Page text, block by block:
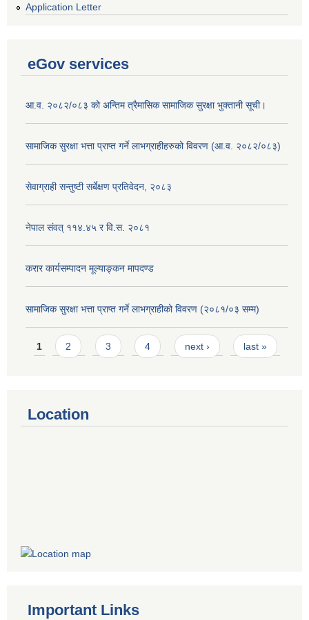
Application Letter
eGov services
आ.व. २०८२/०८३ को अन्तिम त्रैमासिक सामाजिक सुरक्षा भुक्तानी सूची।
सामाजिक सुरक्षा भत्ता प्राप्त गर्ने लाभग्राहीहरुको विवरण (आ.व. २०८२/०८३)
सेवाग्राही सन्तुष्टी सर्बेक्षण प्रतिवेदन, २०८३
नेपाल संवत् ११४.४५ र वि.स. २०८१
करार कार्यसम्पादन मूल्याङ्कन मापदण्ड
सामाजिक सुरक्षा भत्ता प्राप्त गर्ने लाभग्राहीको विवरण (२०८१/०३ सम्म)
Pages
1 2 3 4 next › last »
Location
Important Links